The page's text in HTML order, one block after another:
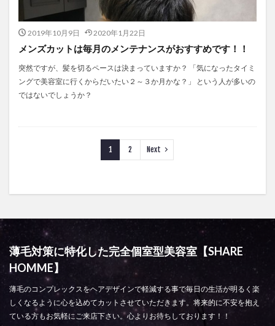
2019年10月9日 2020年1月22日
メンズカットは毎月のメンテナンスがおすすめです！！
突然ですが、髪を切るペースは決まっていますか？ 「気になったタイミ
ングで美容室に行くからだいたい２～３か月かな？」 という人が多いの
ではないでしょうか？
1 2 Next
薄毛対策に特化した完全個室型美容室【SHARE
HOMME】
薄毛のコンプレックスをヘアデザインで軽減する事で毎日の生活が明るく楽
しくなるように心を込めてカットさせていただきます。将来的に不安を抱え
ている方もお気軽にご来店下さい。心よりお待ちしております！！